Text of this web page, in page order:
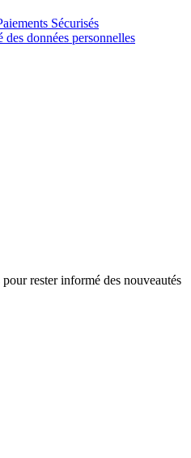
Sécurisés
données personnelles
rester informé des nouveautés